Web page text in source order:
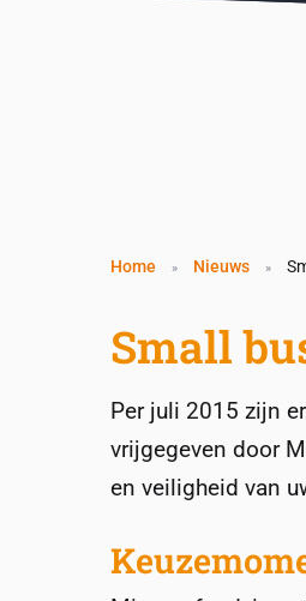
Home » Nieuws »
Small
Per juli 2015 zijn
vrijgegeven door
en veiligheid van